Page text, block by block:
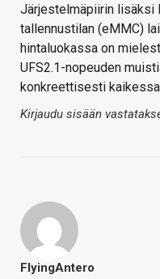
Järjestelmäpiirin lisäksi
tallennustilan (eMMC)
hintaluokassa on
UFS2.1-nopeuden
konkreettisesti
Kirjaudu sisään
FlyingAntero